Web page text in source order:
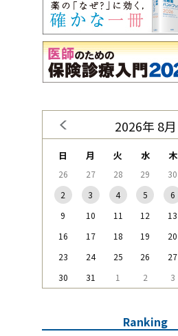
2026年 8月
日 月 火 水 木
26 27 28 29 30
2
3 4 5 6
9
10 11 12 13
16
17 18 19 20
23
24 25 26 27
30
31 1 2 3
Ranking